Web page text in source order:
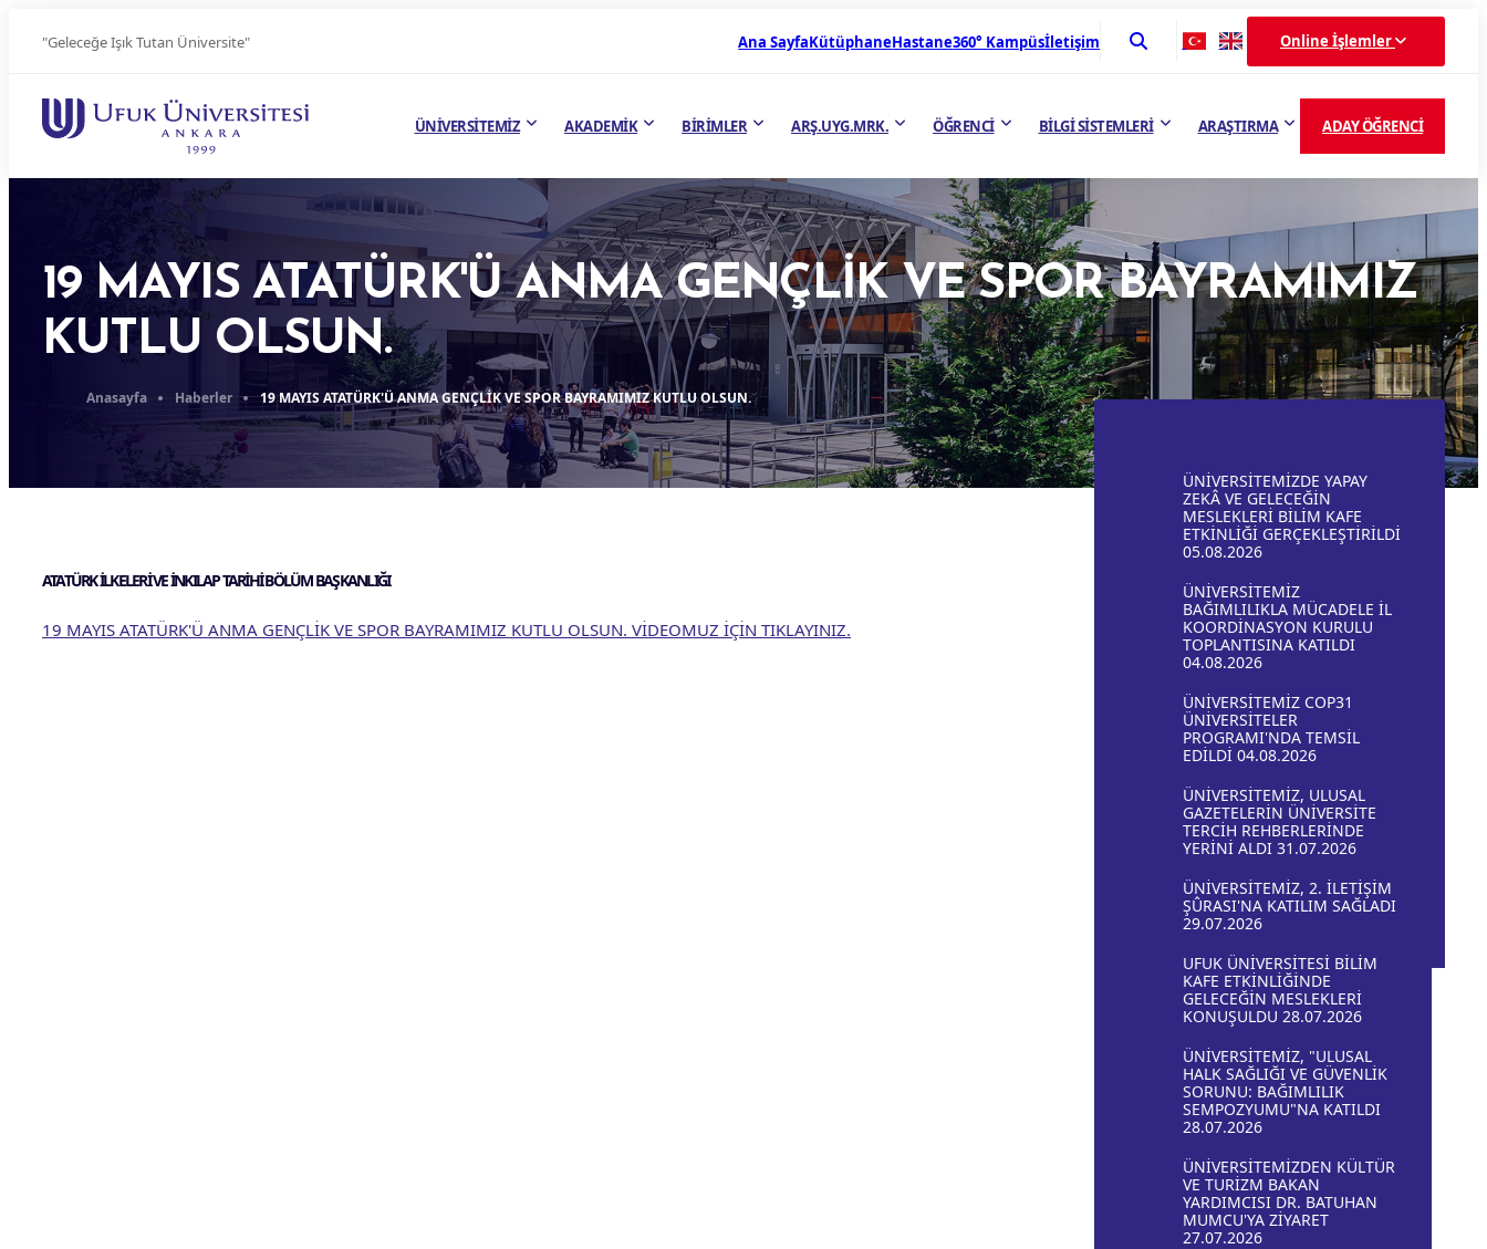
"Geleceğe Işık Tutan Üniversite" Ana SayfaKütüphaneHastane360° Kampüsİletişim Online İşlemler
ÜNİVERSİTEMİZ AKADEMİK BİRİMLER ARŞ.UYG.MRK. ÖĞRENCİ BİLGİ SİSTEMLERİ ARAŞTIRMA ADAY ÖĞRENCİ
19 MAYIS ATATÜRK'Ü ANMA GENÇLİK VE SPOR BAYRAMIMIZ
KUTLU OLSUN.
Anasayfa Haberler 19 MAYIS ATATÜRK'Ü ANMA GENÇLİK VE SPOR BAYRAMIMIZ KUTLU OLSUN.
ATATÜRK İLKELERİ VE İNKILAP TARİHİ BÖLÜM BAŞKANLIĞI
19 MAYIS ATATÜRK'Ü ANMA GENÇLİK VE SPOR BAYRAMIMIZ KUTLU OLSUN. VİDEOMUZ İÇİN TIKLAYINIZ.
ÜNİVERSİTEMİZDE YAPAY
ZEKÂ VE GELECEĞİN
MESLEKLERİ BİLİM KAFE
ETKİNLİĞİ GERÇEKLEŞTİRİLDİ
05.08.2026
ÜNİVERSİTEMİZ
BAĞIMLILIKLA MÜCADELE İL
KOORDİNASYON KURULU
TOPLANTISINA KATILDI
04.08.2026
ÜNİVERSİTEMİZ COP31
ÜNİVERSİTELER
PROGRAMI'NDA TEMSİL
EDİLDİ 04.08.2026
ÜNİVERSİTEMİZ, ULUSAL
GAZETELERİN ÜNİVERSİTE
TERCİH REHBERLERİNDE
YERİNİ ALDI 31.07.2026
ÜNİVERSİTEMİZ, 2. İLETİŞİM
ŞÛRASI'NA KATILIM SAĞLADI
29.07.2026
UFUK ÜNİVERSİTESİ BİLİM
KAFE ETKİNLİĞİNDE
GELECEĞİN MESLEKLERİ
KONUŞULDU 28.07.2026
ÜNİVERSİTEMİZ, "ULUSAL
HALK SAĞLIĞI VE GÜVENLİK
SORUNU: BAĞIMLILIK
SEMPOZYUMU"NA KATILDI
28.07.2026
ÜNİVERSİTEMİZDEN KÜLTÜR
VE TURİZM BAKAN
YARDIMCISI DR. BATUHAN
MUMCU'YA ZİYARET
27.07.2026